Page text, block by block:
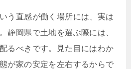
う直感が働く場所には、実は
静岡県で土地を選ぶ際には、
るべきです。見た目にはわか
が家の安定を左右するからで